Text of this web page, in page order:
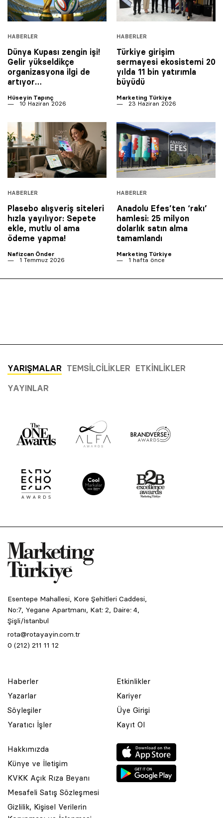
HABERLER
Dünya Kupası zengin işi!
Gelir yükseldikçe
organizasyona ilgi de
artıyor…
Hüseyin Tapınç
10 Haziran 2026
HABERLER
Türkiye girişim
sermayesi ekosistemi 20
yılda 11 bin yatırımla
büyüdü
Marketing Türkiye
23 Haziran 2026
HABERLER
Plasebo alışveriş siteleri
hızla yayılıyor: Sepete
ekle, mutlu ol ama
ödeme yapma!
Nafizcan Önder
1 Temmuz 2026
HABERLER
Anadolu Efes’ten ‘rakı’
hamlesi: 25 milyon
dolarlık satın alma
tamamlandı
Marketing Türkiye
1 hafta önce
YARIŞMALAR TEMSILCILIKLER ETKINLIKLER
YAYINLAR
Esentepe Mahallesi, Kore Şehitleri Caddesi,
No:7, Yegane Apartmanı, Kat: 2, Daire: 4,
Şişli/İstanbul
rota@rotayayin.com.tr
0 (212) 211 11 12
Haberler
Yazarlar
Söyleşiler
Yaratıcı İşler
Etkinlikler
Kariyer
Üye Girişi
Kayıt Ol
Hakkımızda
Künye ve İletişim
KVKK Açık Rıza Beyanı
Mesafeli Satış Sözleşmesi
Gizlilik, Kişisel Verilerin